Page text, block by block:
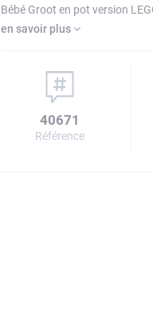
Bébé Groot en pot version
en savoir plus
40671
Référence